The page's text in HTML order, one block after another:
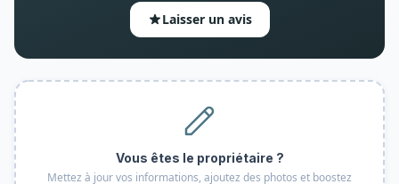
Laisser un avis
Vous êtes le propriétaire ?
Mettez à jour vos informations, ajoutez des photos et boostez